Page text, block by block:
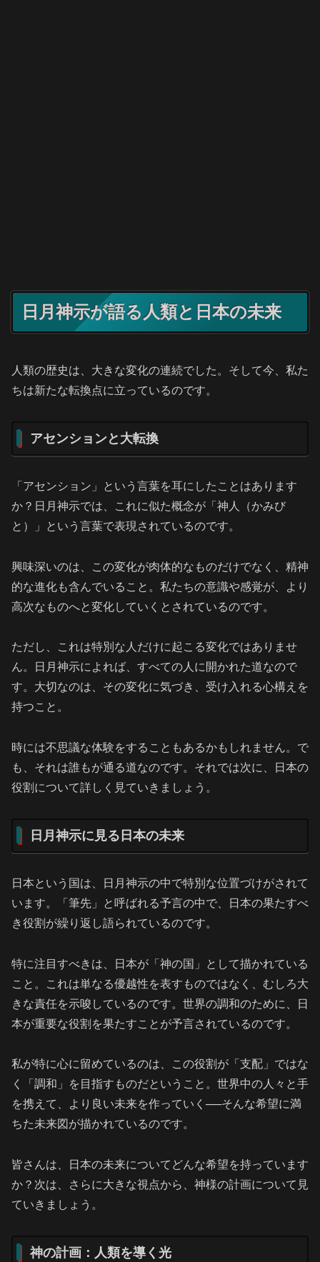
日月神示が語る人類と日本の未来
人類の歴史は、大きな変化の連続でした。そして今、私た
ちは新たな転換点に立っているのです。
アセンションと大転換
「アセンション」という言葉を耳にしたことはあります
か？日月神示では、これに似た概念が「神人（かみび
と）」という言葉で表現されているのです。
興味深いのは、この変化が肉体的なものだけでなく、精神
的な進化も含んでいること。私たちの意識や感覚が、より
高次なものへと変化していくとされているのです。
ただし、これは特別な人だけに起こる変化ではありませ
ん。日月神示によれば、すべての人に開かれた道なので
す。大切なのは、その変化に気づき、受け入れる心構えを
持つこと。
時には不思議な体験をすることもあるかもしれません。で
も、それは誰もが通る道なのです。それでは次に、日本の
役割について詳しく見ていきましょう。
日月神示に見る日本の未来
日本という国は、日月神示の中で特別な位置づけがされて
います。「筆先」と呼ばれる予言の中で、日本の果たすべ
き役割が繰り返し語られているのです。
特に注目すべきは、日本が「神の国」として描かれている
こと。これは単なる優越性を表すものではなく、むしろ大
きな責任を示唆しているのです。世界の調和のために、日
本が重要な役割を果たすことが予言されているのです。
私が特に心に留めているのは、この役割が「支配」ではな
く「調和」を目指すものだということ。世界中の人々と手
を携えて、より良い未来を作っていく──そんな希望に満
ちた未来図が描かれているのです。
皆さんは、日本の未来についてどんな希望を持っています
か？次は、さらに大きな視点から、神様の計画について見
ていきましょう。
神の計画：人類を導く光